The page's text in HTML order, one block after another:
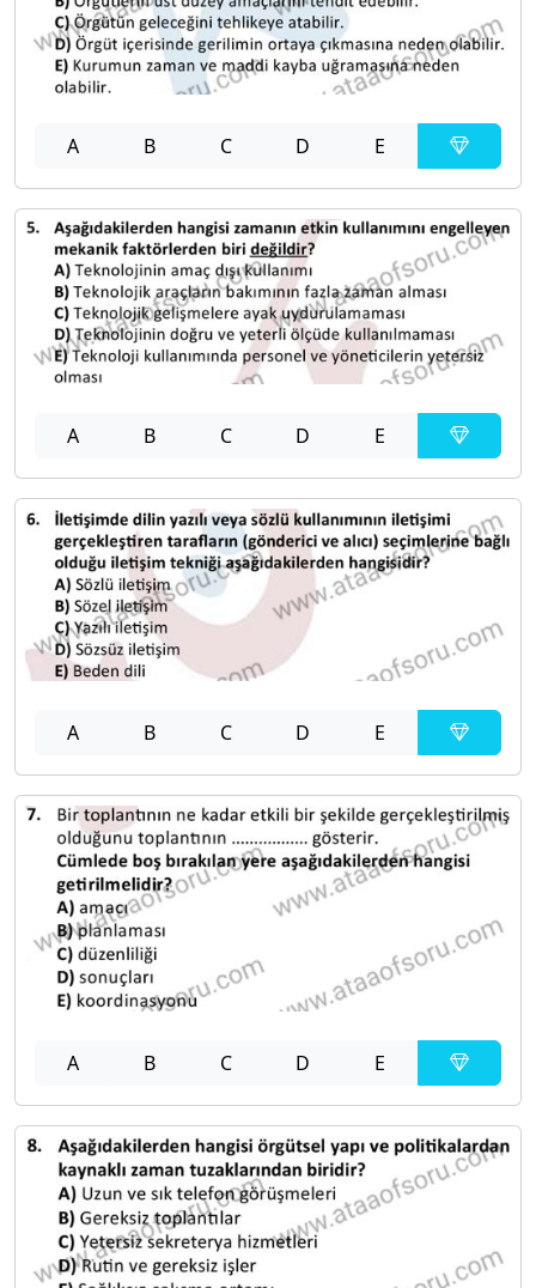
A B C D E
A B C D E
A B C D E
A B C D E